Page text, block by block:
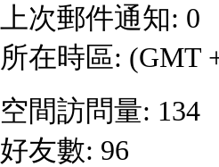
上次郵件通知: 0
所在時區: (GMT
空間訪問量: 134
好友數: 96